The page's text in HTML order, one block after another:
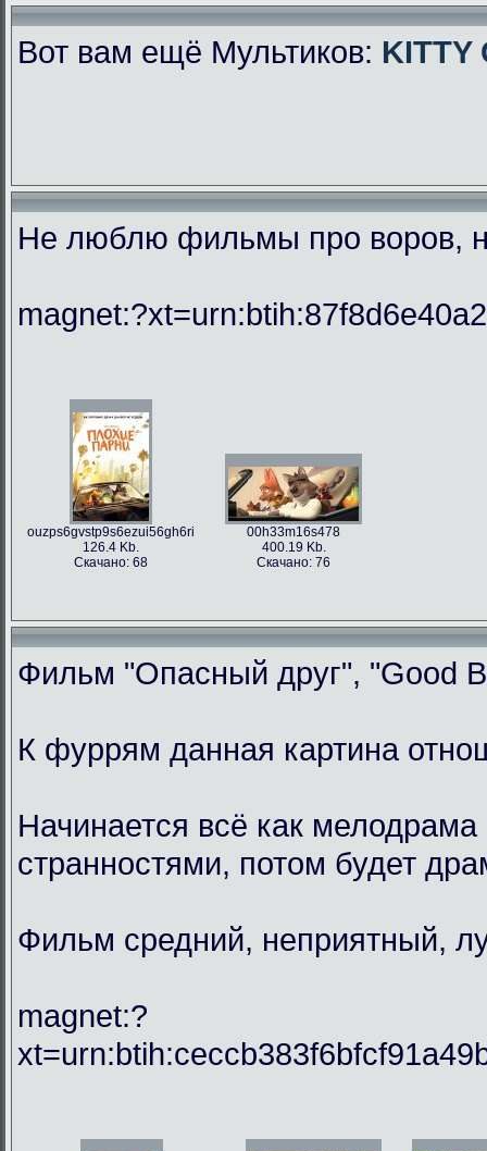
Вот вам ещё Мультиков: KITTY
Не люблю фильмы про воров,
ouzps6gvstp9s6ezui56gh6ri
126.4 Kb.
Скачано: 68
00h33m16s478
400.19 Kb.
Скачано: 76
Фильм "Опасный друг", "Good
К фуррям данная картина
Начинается всё как
странностями, потом будет
Фильм средний, неприятный,
magnet:?